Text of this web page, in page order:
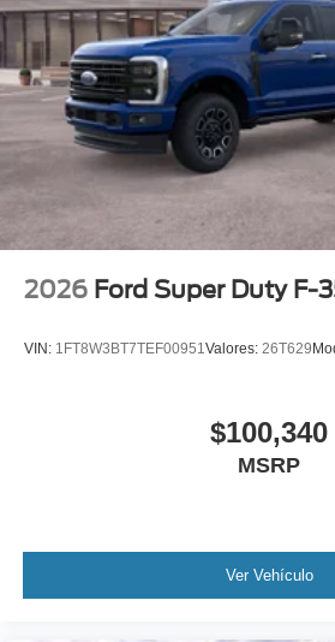
2026 Ford Super Duty F-
VIN: 1FT8W3BT7TEF00951Valores: 26T629
$100,340
MSRP
Ver Vehículo